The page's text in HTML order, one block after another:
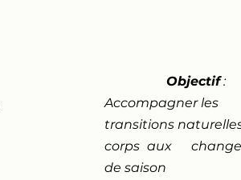
Objectif:
Accompagner les
transitions
corps aux
de saison